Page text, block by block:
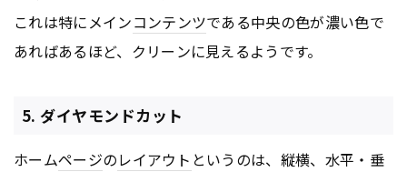
これは特にメインコンテンツである中央の色が濃い色で
あればあるほど、クリーンに見えるようです。
5. ダイヤモンドカット
ホームページのレイアウト というのは、縦横、水平・垂